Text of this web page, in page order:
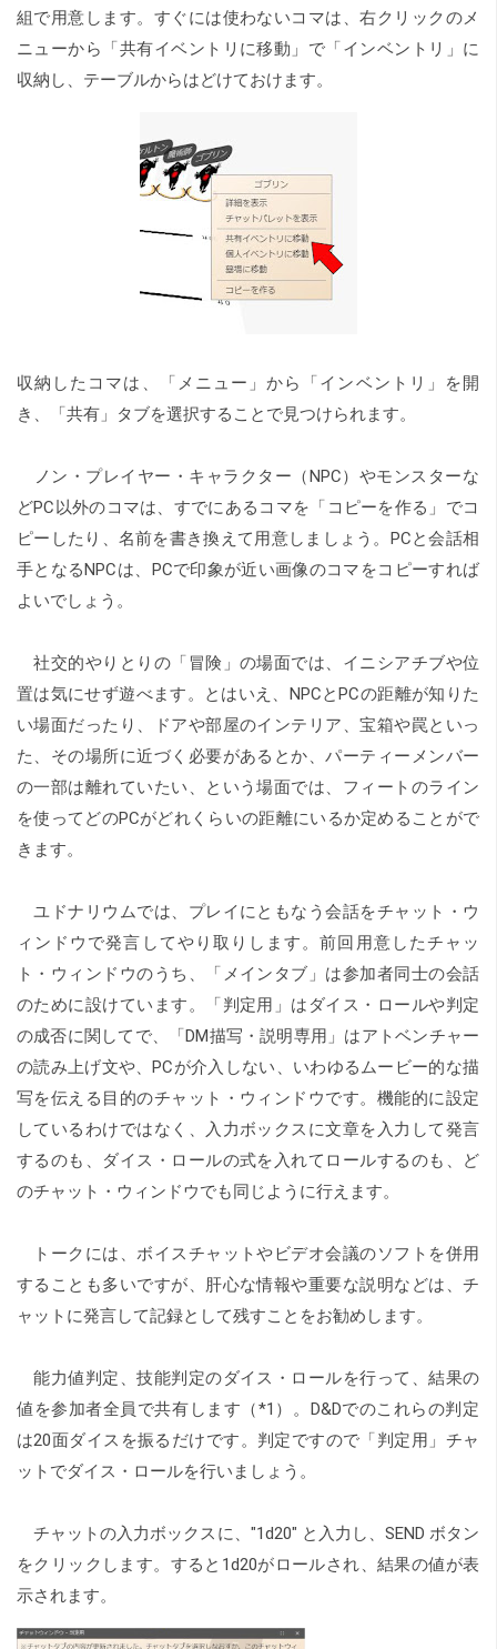
組で用意します。すぐには使わないコマは、右クリックのメ
ニューから「共有イベントリに移動」で「インベントリ」に
収納し、テーブルからはどけておけます。
収納したコマは、「メニュー」から「インベントリ」を開
き、「共有」タブを選択することで見つけられます。
ノン・プレイヤー・キャラクター（NPC）やモンスターな
どPC以外のコマは、すでにあるコマを「コピーを作る」でコ
ピーしたり、名前を書き換えて用意しましょう。PCと会話相
手となるNPCは、PCで印象が近い画像のコマをコピーすれば
よいでしょう。
社交的やりとりの「冒険」の場面では、イニシアチブや位
置は気にせず遊べます。とはいえ、NPCとPCの距離が知りた
い場面だったり、ドアや部屋のインテリア、宝箱や罠といっ
た、その場所に近づく必要があるとか、パーティーメンバー
の一部は離れていたい、という場面では、フィートのライン
を使ってどのPCがどれくらいの距離にいるか定めることがで
きます。
ユドナリウムでは、プレイにともなう会話をチャット・ウ
ィンドウで発言してやり取りします。前回用意したチャッ
ト・ウィンドウのうち、「メインタブ」は参加者同士の会話
のために設けています。「判定用」はダイス・ロールや判定
の成否に関してで、「DM描写・説明専用」はアトベンチャー
の読み上げ文や、PCが介入しない、いわゆるムービー的な描
写を伝える目的のチャット・ウィンドウです。機能的に設定
しているわけではなく、入力ボックスに文章を入力して発言
するのも、ダイス・ロールの式を入れてロールするのも、ど
のチャット・ウィンドウでも同じように行えます。
トークには、ボイスチャットやビデオ会議のソフトを併用
することも多いですが、肝心な情報や重要な説明などは、チ
ャットに発言して記録として残すことをお勧めします。
能力値判定、技能判定のダイス・ロールを行って、結果の
値を参加者全員で共有します （*1）。D&Dでのこれらの判定
は20面ダイスを振るだけです。判定ですので「判定用」チャ
ットでダイス・ロールを行いましょう。
チャットの入力ボックスに、"1d20" と入力し、SEND ボタン
をクリックします。すると1d20がロールされ、結果の値が表
示されます。